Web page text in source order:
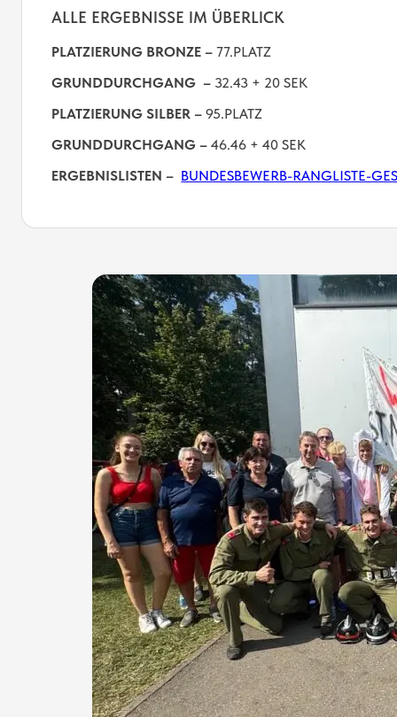
ALLE ERGEBNISSE IM ÜBERLICK
PLATZIERUNG BRONZE – 77.PLATZ
GRUNDDURCHGANG – 32.43 + 20 SEK
PLATZIERUNG SILBER – 95.PLATZ
GRUNDDURCHGANG – 46.46 + 40 SEK
ERGEBNISLISTEN – BUNDESBEWERB-RANGLISTE-